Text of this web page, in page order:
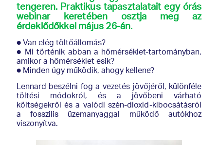
tengeren. Praktikus tapasztalatait egy órás
webinar keretében osztja meg az
érdeklődőkkel május 26-án.
● Van elég töltőállomás?
● Mi történik abban a hőmérséklet-tartományban,
amikor a hőmérséklet esik?
● Minden úgy működik, ahogy kellene?
Lennard beszélni fog a vezetés jövőjéről, különféle
töltési módokról, és a jövőbeni várható
költségekről és a valódi szén-dioxid-kibocsátásról
a fosszilis üzemanyaggal működő autókhoz
viszonyítva.